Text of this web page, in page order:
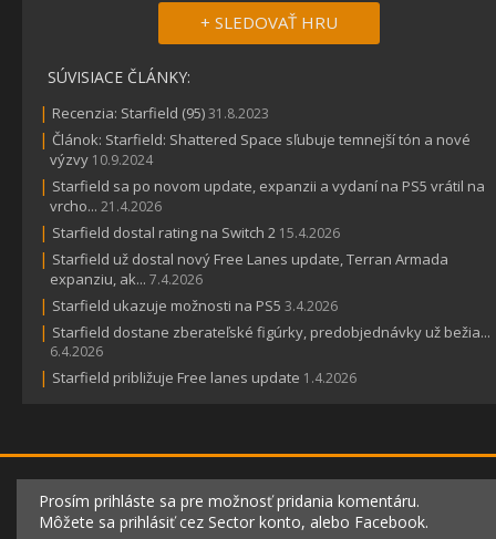
+ SLEDOVAŤ HRU
SÚVISIACE ČLÁNKY:
| Recenzia: Starfield (95)31.8.2023
| Článok: Starfield: Shattered Space sľubuje temnejší tón a nové
výzvy 10.9.2024
| Starfield sa po novom update, expanzii a vydaní na PS5 vrátil na
vrcho... 21.4.2026
| Starfield dostal rating na Switch 2 15.4.2026
| Starfield už dostal nový Free Lanes update, Terran Armada
expanziu, ak... 7.4.2026
| Starfield ukazuje možnosti na PS5 3.4.2026
| Starfield dostane zberateľské figúrky, predobjednávky už bežia...
6.4.2026
| Starfield približuje Free lanes update 1.4.2026
Prosím prihláste sa pre možnosť pridania komentáru.
Môžete sa prihlásiť cez Sector konto, alebo Facebook.